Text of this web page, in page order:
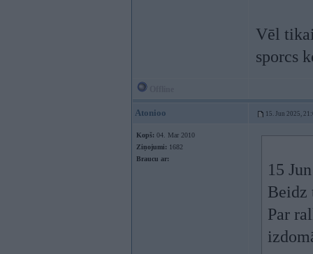
Vēl
sporcs
Atonioo 15. Jun 2025,
Kopš: 04. Mar 2010
Ziņojumi: 1682
Braucu ar:
15
Beidz
Par